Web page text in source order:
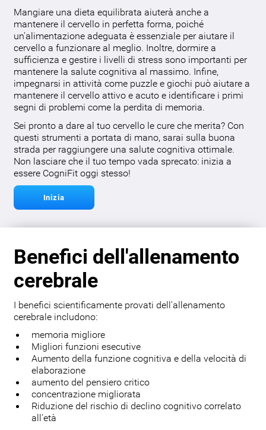
Mangiare una dieta equilibrata aiuterà anche a
mantenere il cervello in perfetta forma, poiché
un'alimentazione adeguata è essenziale per aiutare il
cervello a funzionare al meglio. Inoltre, dormire a
sufficienza e gestire i livelli di stress sono importanti per
mantenere la salute cognitiva al massimo. Infine,
impegnarsi in attività come puzzle e giochi può aiutare a
mantenere il cervello attivo e acuto e identificare i primi
segni di problemi come la perdita di memoria.
Sei pronto a dare al tuo cervello le cure che merita? Con
questi strumenti a portata di mano, sarai sulla buona
strada per raggiungere una salute cognitiva ottimale.
Non lasciare che il tuo tempo vada sprecato: inizia a
essere CogniFit oggi stesso!
Inizia
Benefici dell'allenamento
cerebrale
I benefici scientificamente provati dell'allenamento
cerebrale includono:
memoria migliore
Migliori funzioni esecutive
Aumento della funzione cognitiva e della velocità di
elaborazione
aumento del pensiero critico
concentrazione migliorata
Riduzione del rischio di declino cognitivo correlato
all'età